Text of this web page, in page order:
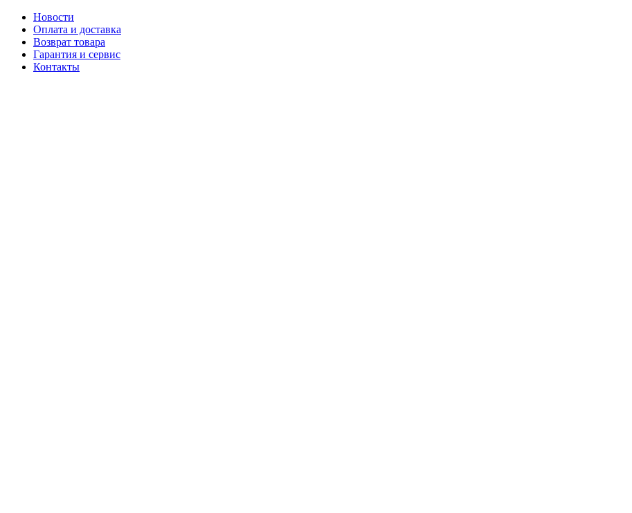
Новости
Оплата и доставка
Возврат товара
Гарантия и сервис
Контакты